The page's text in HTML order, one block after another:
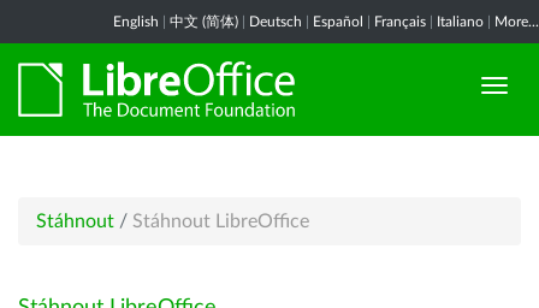
English 中文 (简体) Deutsch Español Français Italiano More...
Stáhnout / Stáhnout LibreOffice